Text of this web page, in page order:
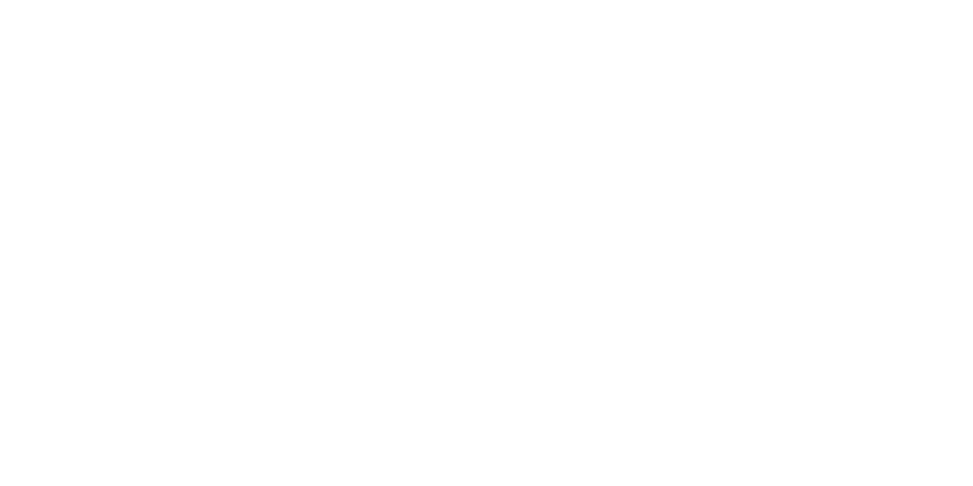
Firma auf dem Markt zu wählen, da dies über Ihren Online-Erfolg entscheiden kann. Es ist jedoch schwer, das richtige Unternehmen zu
Sie der möglichen SEO-Agentur, die Sie beauftragen möchten, einige Fragen stellen.
Agentur in der Vergangenheit bearbeitet hat. Mit dieser Frage können Sie feststellen, ob die Firma in der Lage ist, das zu liefern, was Sie
der Agentur mit dem Service, der ihnen geboten wurde, zufrieden waren. Wenn Sie dies wissen, werden Sie keine Probleme haben, eine
sollten Sie auch die Leute fragen, die derzeit dort arbeiten. Finden Sie heraus, wie erfahren die SEO-Firma ist. Sie können dies tun,
ob das SEO-Team über ausreichende Fähigkeiten und Erfahrungen verfügt, um das Ranking Ihrer Website zu verbessern.